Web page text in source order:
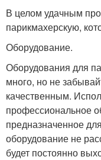
В целом удачным
парикмахерскую,
Оборудование.
Оборудования для
много, но не
качественным.
профессиональное
предназначенное
оборудование не
будет постоянно